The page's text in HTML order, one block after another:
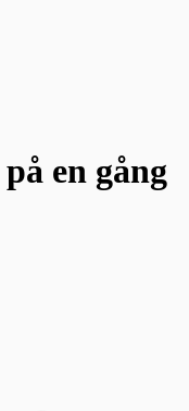
på en gång